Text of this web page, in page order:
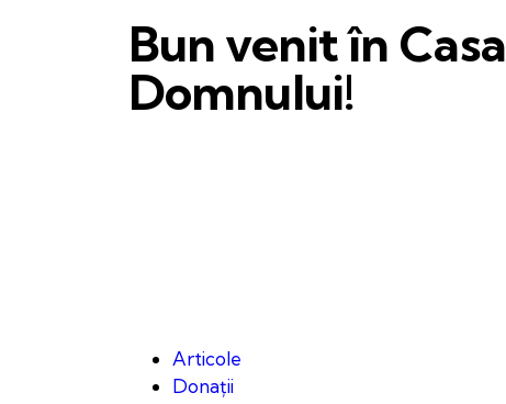
Bun venit în Casa
Domnului!
Articole
Donații